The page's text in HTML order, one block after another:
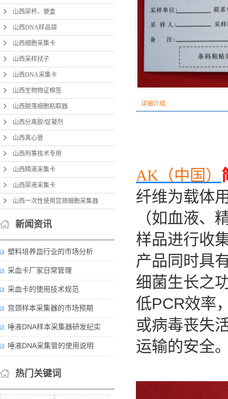
山
山西
山西
山西
宫颈
山西尿杯、便盒
山西DNA样品袋
山西细胞采集卡
山西采样拭子
山西DNA采集卡
山西生物物证棉签
山西脱落细胞粘取器
山西分离胶/促凝剂
山西离心管
山西刑事技术专用
山西精液采集卡
山西尿液采集卡
山西一次性使用宫颈细胞采集器
新闻资讯
塑料培养皿行业的市场分析
采血卡厂家日常管理
采血卡的使用技术规范
宫颈样本采集器的市场预期
唾液DNA样本采集器研发纪实
唾液DNA采集管的使用说明
热门关键词
详细介绍
AK（中国）
纤维为载体
（如血液、
样品进行收
产品同时具
细菌生长之
低PCR效率
或病毒丧失
运输的安全